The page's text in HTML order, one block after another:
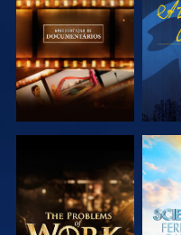
SÉRIE
EXPLORAR A
SÉRIE